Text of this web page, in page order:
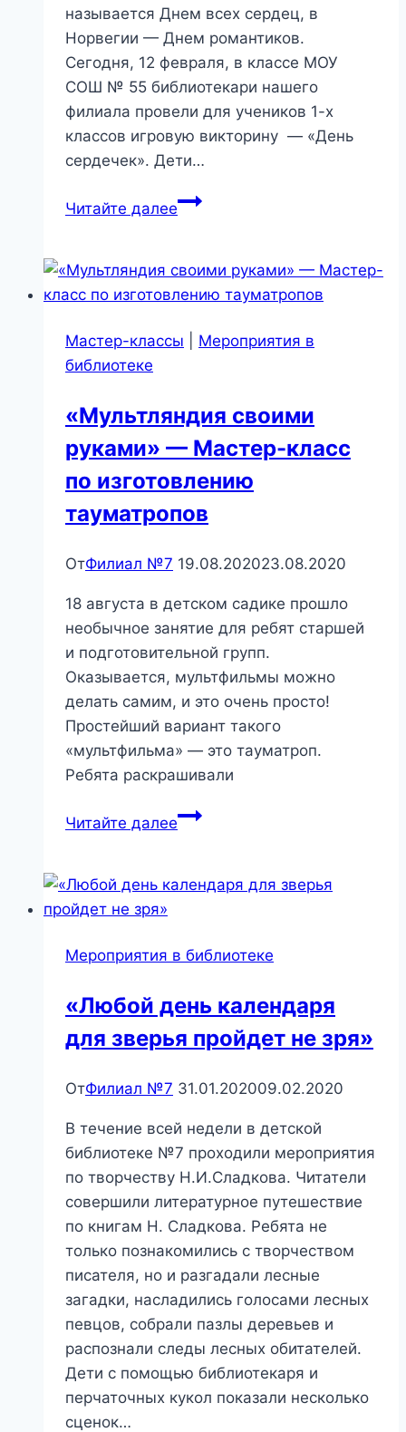
называется Днем всех сердец, в
Норвегии — Днем романтиков.
Сегодня, 12 февраля, в классе МОУ
СОШ № 55 библиотекари нашего
филиала провели для учеников 1-х
классов игровую викторину — «День
сердечек». Дети…
Читайте далее«Валентинки
—
мастер-
Мастер-классы
Мероприятия в
библиотеке
«Мультляндия своими
руками» — Мастер-класс
по изготовлению
тауматропов
ОтФилиал №7 19.08.202023.08.2020
18 августа в детском садике прошло
необычное занятие для ребят старшей
и подготовительной групп.
Оказывается, мультфильмы можно
делать самим, и это очень просто!
Простейший вариант такого
«мультфильма» — это тауматроп.
Ребята раскрашивали
Читайте далее«Мультляндия
—
по
тауматропов
Мероприятия в библиотеке
«Любой день календаря
для зверья пройдет не зря»
ОтФилиал №7 31.01.202009.02.2020
В течение всей недели в детской
библиотеке №7 проходили мероприятия
по творчеству Н.И.Сладкова. Читатели
совершили литературное путешествие
по книгам Н. Сладкова. Ребята не
только познакомились с творчеством
писателя, но и разгадали лесные
загадки, насладились голосами лесных
певцов, собрали пазлы деревьев и
распознали следы лесных обитателей.
Дети с помощью библиотекаря и
перчаточных кукол показали несколько
сценок…